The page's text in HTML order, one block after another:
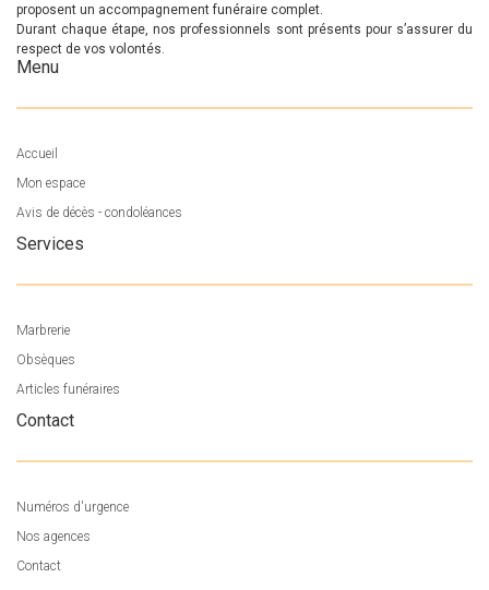
proposent un accompagnement funéraire complet.
Durant chaque étape, nos professionnels sont présents pour s’assurer du
respect de vos volontés.
Menu
Accueil
Mon espace
Avis de décès - condoléances
Services
Marbrerie
Obsèques
Articles funéraires
Contact
Numéros d'urgence
Nos agences
Contact